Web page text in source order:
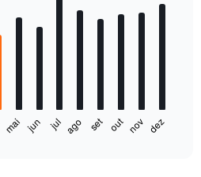
mai jun jul ago set out nov dez